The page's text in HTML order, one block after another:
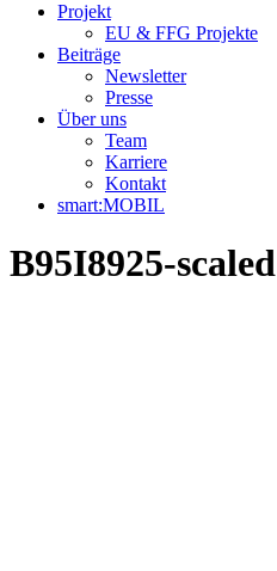
Projekt
EU & FFG Projekte
Beiträge
Newsletter
Presse
Über uns
Team
Karriere
Kontakt
smart:MOBIL
B95I8925-scaled